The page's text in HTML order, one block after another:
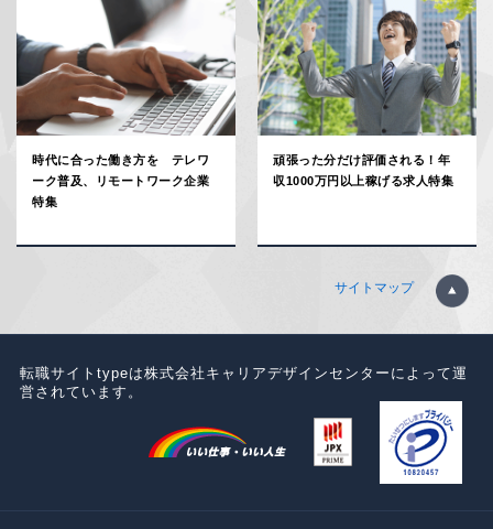
時代に合った働き方を テレワ
ーク普及、リモートワーク企業
特集
頑張った分だけ評価される！年
収1000万円以上稼げる求人特集
サイトマップ
転職サイトtypeは株式会社キャリアデザインセンターによって運
営されています。